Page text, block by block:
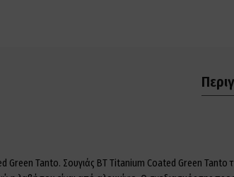
Green Tanto. Σουγιάς BT Titanium Coated Green Tanto